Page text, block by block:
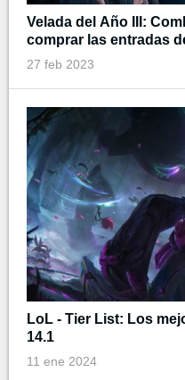
Velada del Año III:
comprar las entradas
27 feb 2023
LoL - Tier List: Los
14.1
11 ene 2024